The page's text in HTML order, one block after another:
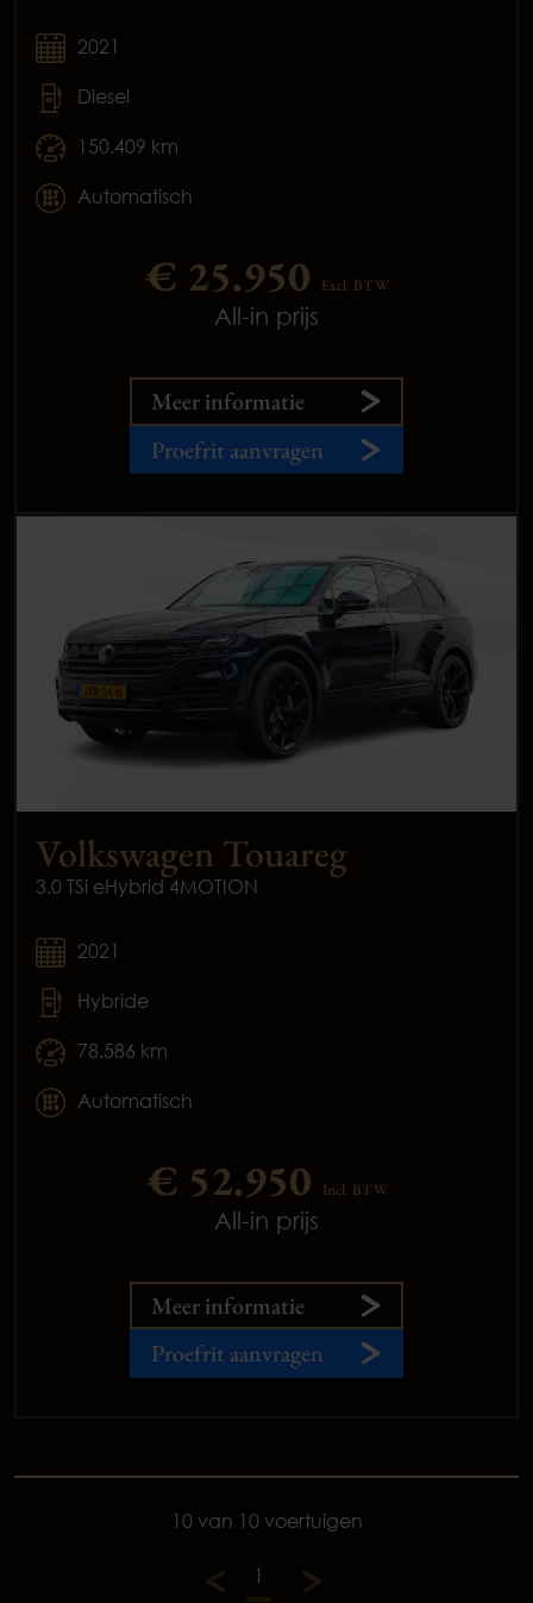
2021
Diesel
150.409 km
Automatisch
€ 25.950 Excl. BTW
All-in prijs
Meer informatie
Proefrit aanvragen
Volkswagen Touareg
3.0 TSi eHybrid 4MOTION
2021
Hybride
78.586 km
Automatisch
€ 52.950 Incl. BTW
All-in prijs
Meer informatie
Proefrit aanvragen
10 van 10 voertuigen
1